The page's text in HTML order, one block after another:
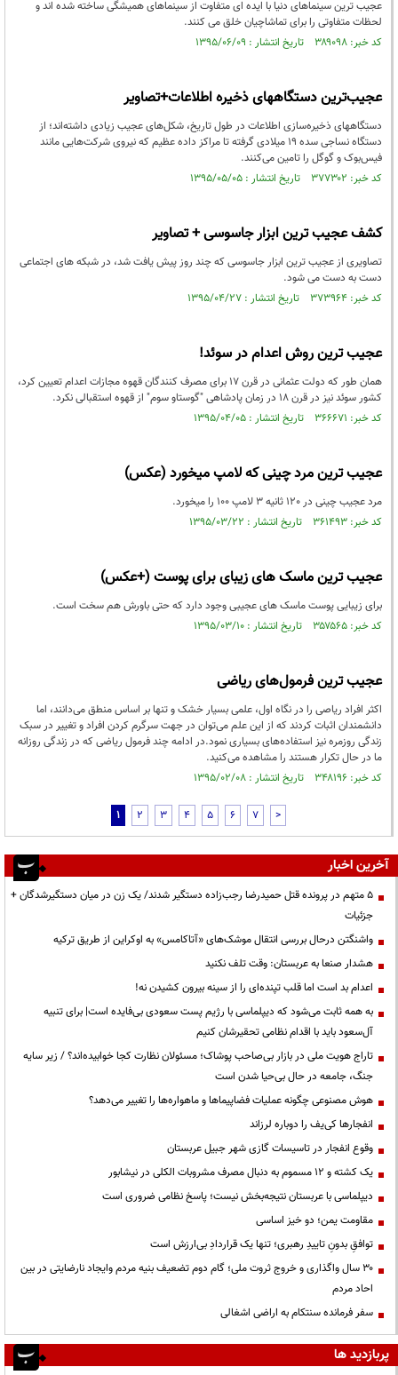
عجیب ترین سینماهای دنیا با ایده ای متفاوت از سینماهای همیشگی ساخته شده اند و
لحظات متفاوتی را برای تماشاچیان خلق می کنند.
کد خبر: ۳۸۹۰۹۸ تاریخ انتشار : ۱۳۹۵/۰۶/۰۹
عجیب‌ترین دستگاههای ذخیره اطلاعات+تصاویر
دستگاههای ذخیره‌سازی اطلاعات در طول تاریخ، شکل‌های عجیب زیادی داشته‌اند؛ از
دستگاه نساجی سده 19 میلادی گرفته تا مراکز داده عظیم که نیروی شرکت‌هایی مانند
فیس‌بوک و گوگل را تامین می‌کنند.
کد خبر: ۳۷۷۳۰۲ تاریخ انتشار : ۱۳۹۵/۰۵/۰۵
کشف عجیب ترین ابزار جاسوسی + تصاویر
تصاویری از عجیب ترین ابزار جاسوسی که چند روز پیش یافت شد، در شبکه های اجتماعی
دست به دست می شود.
کد خبر: ۳۷۳۹۶۴ تاریخ انتشار : ۱۳۹۵/۰۴/۲۷
عجیب ترین روش اعدام در سوئد!
همان طور که دولت عثمانی در قرن 17 برای مصرف کنندگان قهوه مجازات اعدام تعیین کرد،
کشور سوئد نیز در قرن 18 در زمان پادشاهی "گوستاو سوم" از قهوه استقبالی نکرد.
کد خبر: ۳۶۶۶۷۱ تاریخ انتشار : ۱۳۹۵/۰۴/۰۵
عجیب ترین مرد چینی که لامپ میخورد (عکس)
مرد عجیب چینی در 120 ثانیه 3 لامپ 100 را میخورد.
کد خبر: ۳۶۱۴۹۳ تاریخ انتشار : ۱۳۹۵/۰۳/۲۲
عجیب ترین ماسک های زیبای برای پوست (+عکس)
برای زیبایی پوست ماسک های عجیبی وجود دارد که حتی باورش هم سخت است.
کد خبر: ۳۵۷۵۶۵ تاریخ انتشار : ۱۳۹۵/۰۳/۱۰
عجیب ترین فرمول‌های ریاضی
اکثر افراد ریاصی را در نگاه اول، علمی بسیار خشک و تنها بر اساس منطق می‌دانند، اما
دانشمندان اثبات کردند که از این علم می‌توان در جهت سرگرم کردن افراد و تغییر در سبک
زندگی روزمره نیز استفاده‌های بسیاری نمود.در ادامه چند فرمول ریاضی که در زندگی روزانه
ما در حال تکرار هستند را مشاهده می‌کنید.
کد خبر: ۳۴۸۱۹۶ تاریخ انتشار : ۱۳۹۵/۰۲/۰۸
1 2 3 4 5 6 7 >
آخرین اخبار
۵ متهم در پرونده قتل حمیدرضا رجب‌زاده دستگیر شدند/ یک زن در میان دستگیرشدگان +
جزئیات
واشنگتن درحال بررسی انتقال موشک‌های «آتاکامس» به اوکراین از طریق ترکیه
هشدار صنعا به عربستان: وقت تلف نکنید
اعدام بد است اما قلب تپنده‌ای را از سینه بیرون کشیدن نه!
به همه ثابت می‌شود که دیپلماسی با رژیم پست سعودی بی‌فایده است| برای تنبیه
آل‌سعود باید با اقدام نظامی تحقیرشان کنیم
تاراج هویت ملی در بازار بی‌صاحب پوشاک؛ مسئولان نظارت کجا خوابیده‌اند؟ / زیر سایه
جنگ، جامعه در حال بی‌حیا شدن است
هوش مصنوعی چگونه عملیات فضاپیماها و ماهواره‌ها را تغییر می‌دهد؟
انفجارها کی‌یف را دوباره لرزاند
وقوع انفجار در تاسیسات گازی شهر جبیل عربستان
یک کشته و ۱۲ مسموم به دنبال مصرف مشروبات الکلی در نیشابور
دیپلماسی با عربستان نتیجه‌بخش نیست؛ پاسخ نظامی ضروری است
مقاومت یمن؛ دو خیز اساسی
توافقِ بدونِ تاییدِ رهبری؛ تنها یک قراردادِ بی‌ارزش است
۳۰ سال واگذاری و خروج ثروت ملی؛ گام دوم تضعیف بنیه مردم وایجاد نارضایتی در بین
احاد مردم
سفر فرمانده سنتکام به اراضی اشغالی
پربازدید ها